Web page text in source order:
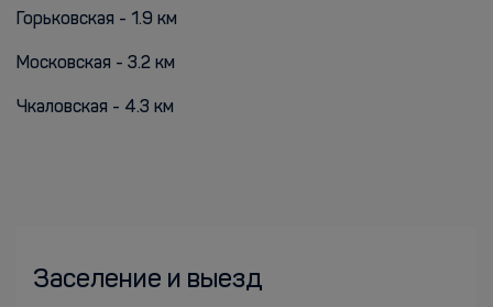
Горьковская - 1.9 км
Московская - 3.2 км
Чкаловская - 4.3 км
Заселение и выезд